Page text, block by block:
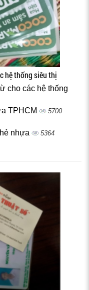
hệ thống siêu thị
cho các hệ thống
TPHCM 5700
nhựa 5364